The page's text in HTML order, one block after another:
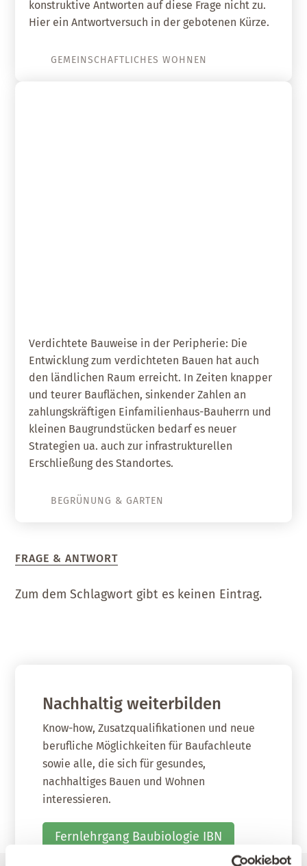
konstruktive Antworten auf diese Frage nicht zu.
Hier ein Antwortversuch in der gebotenen Kürze.
GEMEINSCHAFTLICHES WOHNEN
Verdichtete Bauweise in der Peripherie: Die
Entwicklung zum verdichteten Bauen hat auch
den ländlichen Raum erreicht. In Zeiten knapper
und teurer Bauflächen, sinkender Zahlen an
zahlungskräftigen Einfamilienhaus-Bauherrn und
kleinen Baugrundstücken bedarf es neuer
Strategien ua. auch zur infrastrukturellen
Erschließung des Standortes.
BEGRÜNUNG & GARTEN
FRAGE & ANTWORT
Zum dem Schlagwort gibt es keinen Eintrag.
Nachhaltig weiterbilden
Know-how, Zusatzqualifikationen und neue
berufliche Möglichkeiten für Baufachleute
sowie alle, die sich für gesundes,
nachhaltiges Bauen und Wohnen
interessieren.
Fernlehrgang Baubiologie IBN